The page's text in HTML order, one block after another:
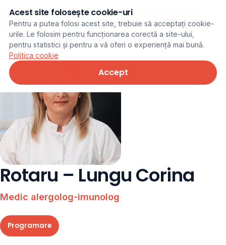
Programare online
Rotaru – Lungu Corina
Medic alergolog-imunolog
Programare
Acest site folosește cookie-uri
Pentru a putea folosi acest site, trebuie să acceptați cookie-
urile. Le folosim pentru funcționarea corectă a site-ului,
pentru statistici și pentru a vă oferi o experiență mai bună.
Politica cookie
Accept